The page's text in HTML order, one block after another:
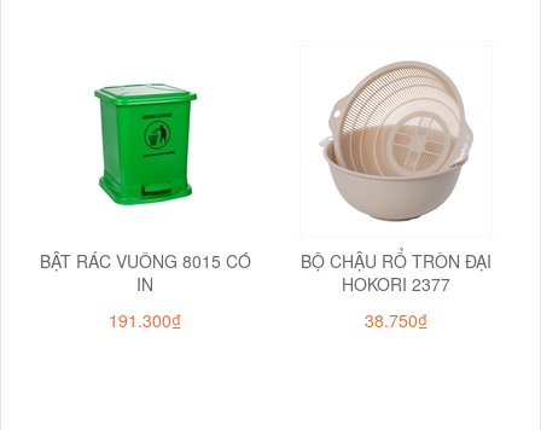
BẬT RÁC VUÔNG 8015 CÓ
IN
191.300₫
BỘ CHẬU RỔ TRÒN ĐẠI
HOKORI 2377
38.750₫